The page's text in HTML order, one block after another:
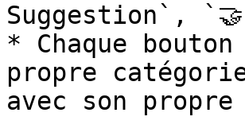
Suggestion`,
* Chaque
propre
avec son